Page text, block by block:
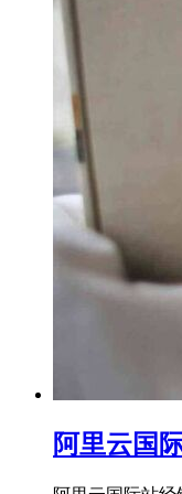
阿里云国